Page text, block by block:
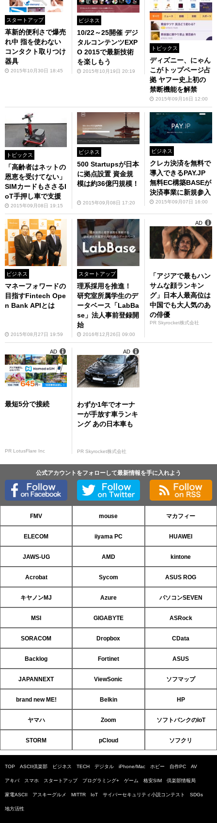
スタートアップ
革新的便利さで爆売
れ中 指を使わない
コンタクト取りつけ
器具
2015年10月30日 18:45
ビジネス
10/22～25開催 デジ
タルコンテンツEXP
O 2015で最新技術
を楽しもう
2015年10月19日 20:19
トピックス
ディズニー、にゃん
こがトップページ占
拠 ヤフー史上初の
禁断機能を解禁
2015年09月16日 12:00
トピックス
「高齢者はネットの
恩恵を受けてない」
SIMカードもささるI
oT手押し車で支援
2015年09月08日 19:15
ビジネス
500 Startupsが日本
に拠点設置 資金規
模は約36億円規模！
2015年09月08日 17:20
ビジネス
クレカ決済を無料で
導入できるPAY.JP
無料EC構築BASEが
決済事業に新規参入
2015年09月07日 16:00
ビジネス
マネーフォワードの
目指すFintech Ope
n Bank APIとは
2015年08月27日 19:59
スタートアップ
理系採用を推進！
研究室所属学生のデ
ータベース「LabBa
se」法人事前登録開
始
2016年12月26日 09:00
「アジアで最もハン
サムな顔ランキン
グ」日本人最高位は
中国でも大人気のあ
の俳優
PR Skyrocket株式会社
AD
最短5分で接続
PR LotusFlare Inc
AD
わずか1年でオーナ
ーが手放す車ランキ
ング あの日本車も
PR Skyrocket株式会社
AD
公式アカウントをフォローして最新情報を手に入れよう
FMV mouse マカフィー
ELECOM iiyama PC HUAWEI
JAWS-UG AMD kintone
Acrobat Sycom ASUS ROG
キヤノンMJ Azure パソコンSEVEN
MSI GIGABYTE ASRock
SORACOM Dropbox CData
Backlog Fortinet ASUS
JAPANNEXT ViewSonic ソフマップ
brand new ME! Belkin HP
ヤマハ Zoom ソフトバンクのIoT
STORM pCloud ソフクリ
TOP ASCII倶楽部 ビジネス TECH デジタル iPhone/Mac ホビー 自作PC AV
アキバ スマホ スタートアップ プログラミング+ ゲーム 格安SIM 倶楽部情報局
家電ASCII アスキーグルメ MITTR IoT サイバーセキュリティ小説コンテスト SDGs
地方活性